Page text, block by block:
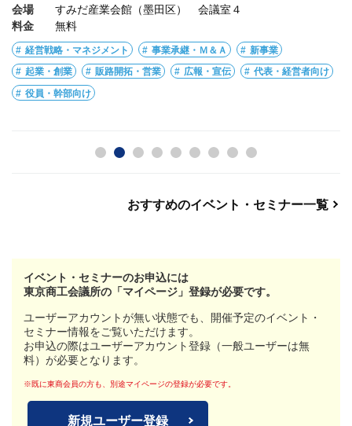
会場
すみだ産業会館（墨田区） 会議室４
料金
無料
経営戦略・マネジメント 事業承継・Ｍ＆Ａ 新事業
起業・創業 販路開拓・営業 広報・宣伝 代表・経営者向け
役員・幹部向け
おすすめのイベント・セミナー一覧
イベント・セミナーのお申込には
東京商工会議所の「マイページ」登録が必要です。
ユーザーアカウントが無い状態でも、開催予定のイベント・
セミナー情報をご覧いただけます。
お申込の際はユーザーアカウント登録（一般ユーザーは無
料）が必要となります。
※既に東商会員の方も、別途マイページの登録が必要です。
新規ユーザー登録